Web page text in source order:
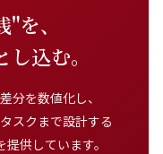
を、
込む。
分を数値化し、
スクまで設計する
供しています。